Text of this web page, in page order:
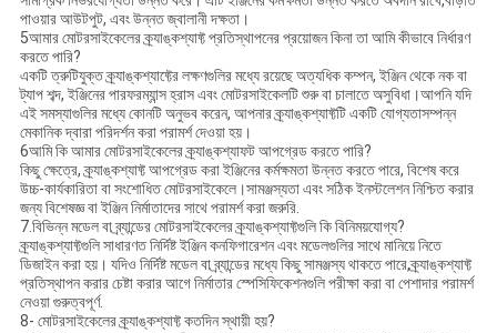
পাওয়ার আউটপুট, এবং উন্নত জ্বালানী দক্ষতা।
5আমার মোটরসাইকেলের ক্র্যাঙ্কশ্যাফ্ট প্রতিস্থাপনের প্রয়োজন কিনা তা আমি কীভাবে নির্ধারণ
করতে পারি?
একটি ত্রুটিযুক্ত ক্র্যাঙ্কশ্যাফ্টের লক্ষণগুলির মধ্যে রয়েছে অত্যধিক কম্পন, ইঞ্জিন থেকে নক বা
ট্যাপ শব্দ, ইঞ্জিনের পারফরম্যান্স হ্রাস এবং মোটরসাইকেলটি শুরু বা চালাতে অসুবিধা।আপনি যদি
এই সমস্যাগুলির মধ্যে কোনটি অনুভব করেন, আপনার ক্র্যাঙ্কশ্যাফ্টটি একটি যোগ্যতাসম্পন্ন
মেকানিক দ্বারা পরিদর্শন করা পরামর্শ দেওয়া হয়।
6আমি কি আমার মোটরসাইকেলের ক্র্যাঙ্কশ্যাফট আপগ্রেড করতে পারি?
কিছু ক্ষেত্রে, ক্র্যাঙ্কশ্যাফ্ট আপগ্রেড করা ইঞ্জিনের কর্মক্ষমতা উন্নত করতে পারে, বিশেষ করে
উচ্চ-কার্যকারিতা বা সংশোধিত মোটরসাইকেলে।সামঞ্জস্যতা এবং সঠিক ইনস্টলেশন নিশ্চিত করার
জন্য বিশেষজ্ঞ বা ইঞ্জিন নির্মাতাদের সাথে পরামর্শ করা জরুরি.
7.বিভিন্ন মডেল বা ব্র্যান্ডের মোটরসাইকেলের ক্র্যাঙ্কশ্যাফ্টগুলি কি বিনিময়যোগ্য?
ক্র্যাঙ্কশ্যাফ্টগুলি সাধারণত নির্দিষ্ট ইঞ্জিন কনফিগারেশন এবং মডেলগুলির সাথে মানিয়ে নিতে
ডিজাইন করা হয়। যদিও নির্দিষ্ট মডেল বা ব্র্যান্ডের মধ্যে কিছু সামঞ্জস্য থাকতে পারে,ক্র্যাঙ্কশ্যাফ্ট
প্রতিস্থাপন করার চেষ্টা করার আগে নির্মাতার স্পেসিফিকেশনগুলি পরীক্ষা করা বা পেশাদার পরামর্শ
নেওয়া গুরুত্বপূর্ণ.
8- মোটরসাইকেলের ক্র্যাঙ্কশ্যাফ্ট কতদিন স্থায়ী হয়?